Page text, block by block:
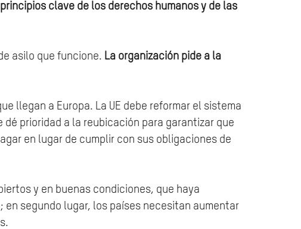
clave de los derechos humanos y de las
asilo que funcione. La organización pide a la
llegan a Europa. La UE debe reformar el sistema
prioridad a la reubicación para garantizar que
en lugar de cumplir con sus obligaciones de
y en buenas condiciones, que haya
segundo lugar, los países necesitan aumentar